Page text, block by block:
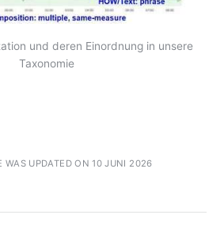
und deren Einordnung in unsere
Taxonomie
WAS UPDATED ON 10 JUNI 2026